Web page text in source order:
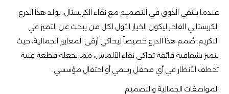
​عندما يلتقي الذوق في التصميم مع نقاء الكريستال، يولد هذا الدرع
الكريستالي الفاخر ليكون الخيار الأول لكل من يبحث عن التميز في
التكريم. صُمم هذا الدرع خصيصاً ليحاكي أرقى المعايير الجمالية، حيث
يتميز بشفافية فائقة تحاكي نقاء الألماس، مما يجعله قطعة فنية
تخطف الأنظار في أي محفل رسمي أو احتفال مؤسسي.
​المواصفات الجمالية والتصميم